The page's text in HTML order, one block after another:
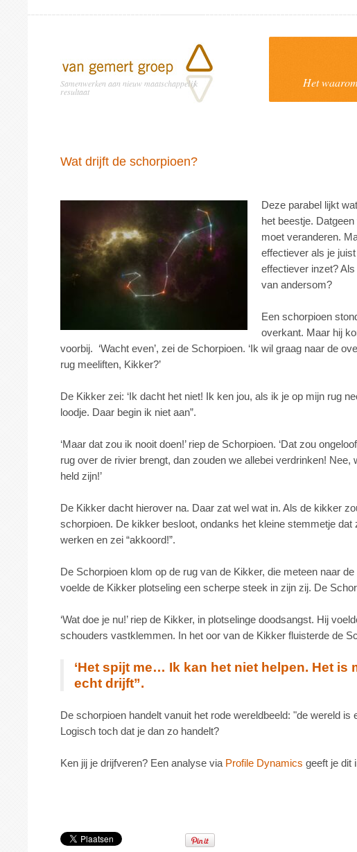
Samenwerken aan nieuw maatschappelijk
resultaat
Het waarom
Wat drijft de schorpioen?
Deze parabel lijkt
het beestje.
moet veranderen.
effectiever als je
effectiever inzet?
van andersom?
Een schorpioen
overkant. Maar hij
voorbij. ‘Wacht even’, zei de Schorpioen. ‘Ik wil graag naar de
rug meeliften, Kikker?’
De Kikker zei: ‘Ik dacht het niet! Ik ken jou, als ik je op mijn rug
loodje. Daar begin ik niet aan”.
‘Maar dat zou ik nooit doen!’ riep de Schorpioen. ‘Dat zou
rug over de rivier brengt, dan zouden we allebei verdrinken!
held zijn!’
De Kikker dacht hierover na. Daar zat wel wat in. Als de kikker
schorpioen. De kikker besloot, ondanks het kleine stemmetje dat
werken en zei “akkoord!”.
De Schorpioen klom op de rug van de Kikker, die meteen naar
voelde de Kikker plotseling een scherpe steek in zijn zij. De
‘Wat doe je nu!’ riep de Kikker, in plotselinge doodsangst. Hij
schouders vastklemmen. In het oor van de Kikker fluisterde de
‘Het spijt me… Ik kan het niet helpen. Het is
echt drijft”.
De schorpioen handelt vanuit het rode wereldbeeld: "de wereld
Logisch toch dat je dan zo handelt?
Ken jij je drijfveren? Een analyse via Profile Dynamics geeft je dit